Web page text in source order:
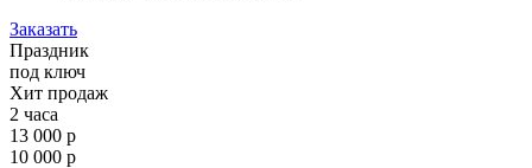
Заказать
Праздник
под ключ
Хит продаж
2 часа
13 000 р
10 000 р